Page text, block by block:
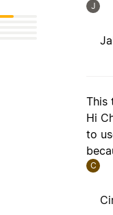
J
This
Hi
to
C